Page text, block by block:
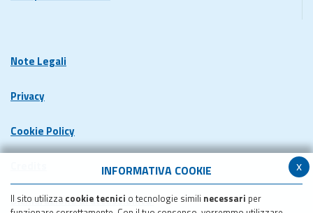
x
INFORMATIVA COOKIE
Il sito utilizza cookie tecnici o tecnologie simili necessari per
Note Legali
Privacy
Cookie Policy
Dichiarazione di accessibilita'